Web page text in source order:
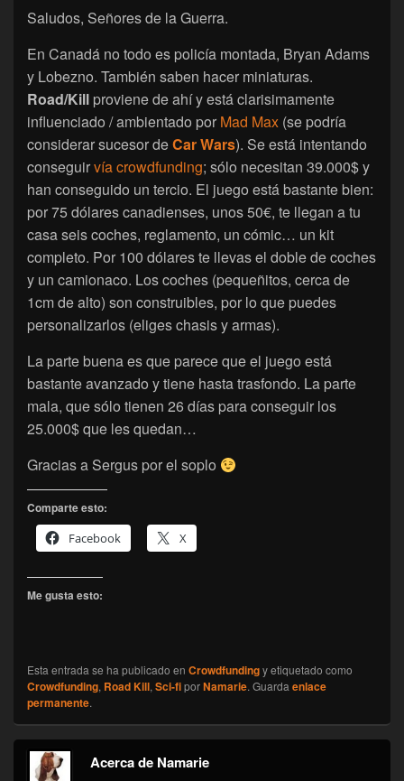
Saludos, Señores de la Guerra.
En Canadá no todo es policía montada, Bryan Adams
y Lobezno. También saben hacer miniaturas.
Road/Kill proviene de ahí y está clarisimamente
influenciado / ambientado por Mad Max (se podría
considerar sucesor deCar Wars). Se está intentando
conseguirvía crowdfunding; sólo necesitan 39.000$ y
han conseguido un tercio. El juego está bastante bien:
por 75 dólares canadienses, unos 50€, te llegan a tu
casa seis coches, reglamento, un cómic… un kit
completo. Por 100 dólares te llevas el doble de coches
y un camionaco. Los coches (pequeñitos, cerca de
1cm de alto) son construibles, por lo que puedes
personalizarlos (eliges chasis y armas).
La parte buena es que parece que el juego está
bastante avanzado y tiene hasta trasfondo. La parte
mala, que sólo tienen 26 días para conseguir los
25.000$ que les quedan…
Gracias a Sergus por el soplo
Comparte esto:
Facebook
X
Me gusta esto:
Esta entrada se ha publicado en Crowdfundingy etiquetado como
Crowdfunding, Road Kill, Sci-fiporNamarie. Guarda enlace
permanente.
Acerca de Namarie